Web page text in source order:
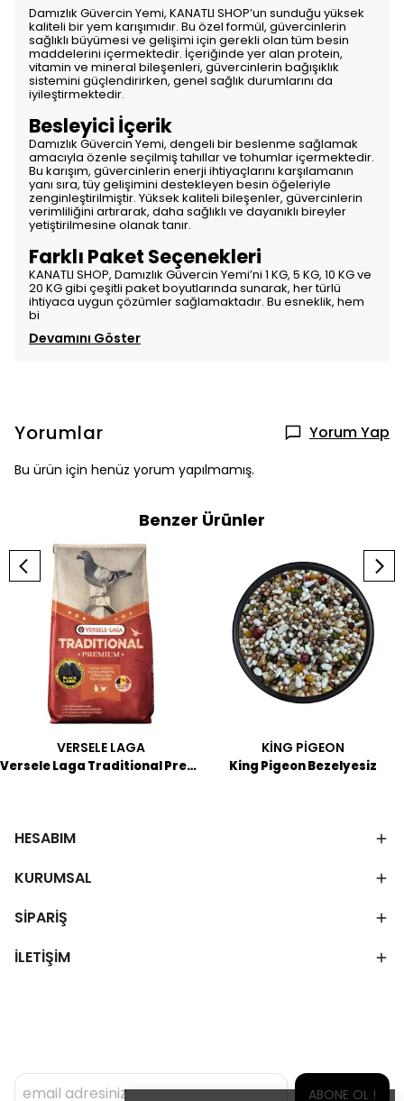
Damızlık Güvercin Yemi, KANATLI SHOP’un sunduğu yüksek
kaliteli bir yem karışımıdır. Bu özel formül, güvercinlerin
sağlıklı büyümesi ve gelişimi için gerekli olan tüm besin
maddelerini içermektedir. İçeriğinde yer alan protein,
vitamin ve mineral bileşenleri, güvercinlerin bağışıklık
sistemini güçlendirirken, genel sağlık durumlarını da
iyileştirmektedir.
Besleyici İçerik
Damızlık Güvercin Yemi, dengeli bir beslenme sağlamak
amacıyla özenle seçilmiş tahıllar ve tohumlar içermektedir.
Bu karışım, güvercinlerin enerji ihtiyaçlarını karşılamanın
yanı sıra, tüy gelişimini destekleyen besin öğeleriyle
zenginleştirilmiştir. Yüksek kaliteli bileşenler, güvercinlerin
verimliliğini artırarak, daha sağlıklı ve dayanıklı bireyler
yetiştirilmesine olanak tanır.
Farklı Paket Seçenekleri
KANATLI SHOP, Damızlık Güvercin Yemi’ni 1 KG, 5 KG, 10 KG ve
20 KG gibi çeşitli paket boyutlarında sunarak, her türlü
ihtiyaca uygun çözümler sağlamaktadır. Bu esneklik, hem
bi
Devamını Göster
Yorumlar Yorum Yap
Bu ürün için henüz yorum yapılmamış.
Benzer Ürünler
VERSELE LAGA
Versele Laga Traditional Premium Bordeaux Master Breeding
KİNG PİGEON
King Pigeon Bezelyesiz
HESABIM
KURUMSAL
SİPARİŞ
İLETİŞİM
ABONE OL !